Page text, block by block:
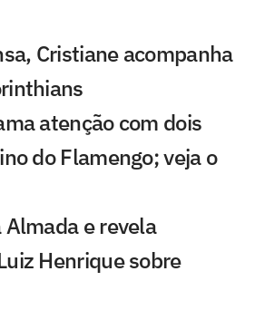
Cristiane acompanha
atenção com dois
do Flamengo; veja o
e revela
Henrique sobre